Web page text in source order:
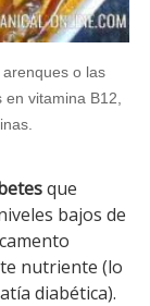
o las
vitamina B12,
que
bajos de
nutriente (lo
diabética).